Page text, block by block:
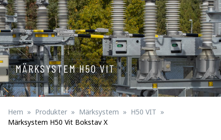
MÄRKSYSTEM H50 VIT
Hem Produkter Märksystem
H50 VIT
Märksystem H50 Vit Bokstav X